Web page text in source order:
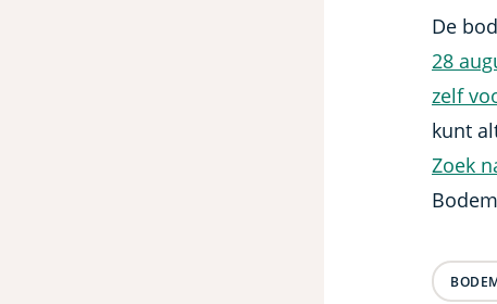
De
28
zelf
kunt
Zoek